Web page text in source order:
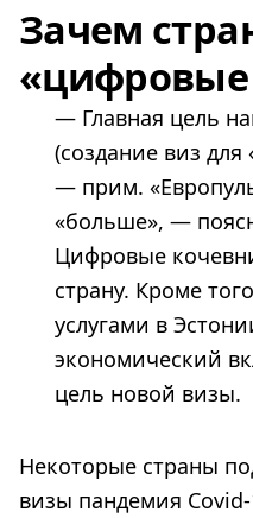
Зачем
«цифровые
— Главная цель
(создание виз
— прим.
«больше», —
Цифровые
страну. Кроме
услугами в
экономический
цель новой визы.
Некоторые страны
визы пандемия